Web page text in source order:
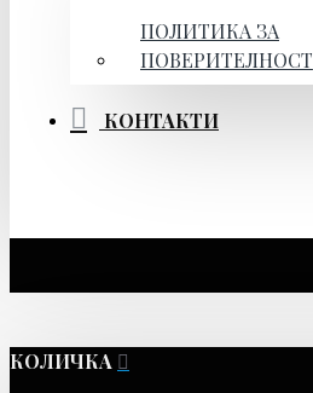
ПОЛИТИКА ЗА
ПОВЕРИТЕЛНОСТ
КОНТАКТИ
КОЛИЧКА